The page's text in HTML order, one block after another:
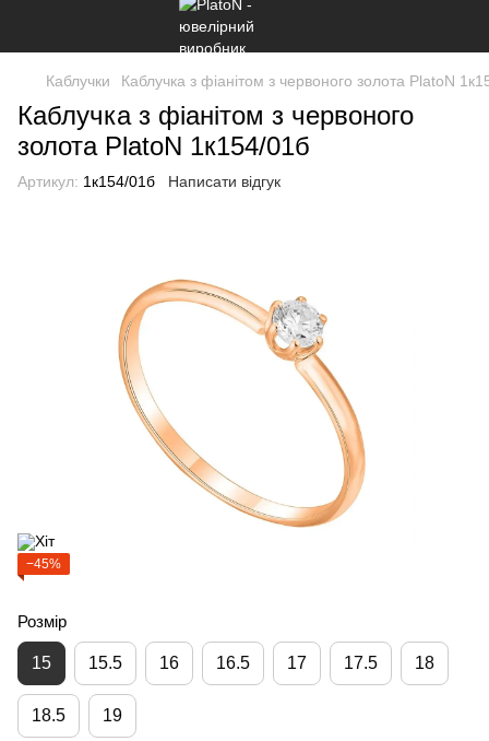
Каблучки Каблучка з фіанітом з червоного золота PlatoN
Каблучка з фіанітом з червоного
золота PlatoN 1к154/01б
Артикул: 1к154/01б Написати відгук
−45%
Розмір
15 15.5 16 16.5 17 17.5 18
18.5 19